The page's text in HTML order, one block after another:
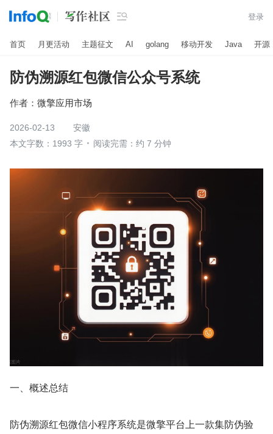
 登录
首页 月更活动 主题征文 AI golang 移动开发 Java 开源
防伪溯源红包微信公众号系统
作者： 微擎应用市场
2026-02-13
安徽
本文字数：1993 字
阅读完需：约 7 分钟
一、概述总结
防伪溯源红包微信小程序系统是微擎平台上一款集防伪验